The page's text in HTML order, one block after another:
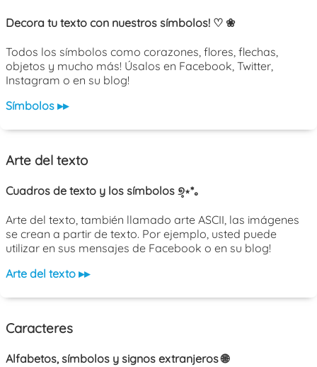
Decora tu texto con nuestros símbolos! ♡ ❀
Todos los símbolos como corazones, flores, flechas,
objetos y mucho más! Úsalos en Facebook, Twitter,
Instagram o en su blog!
Símbolos ▸▸
Arte del texto
Cuadros de texto y los símbolos ୭̥⋆*｡
Arte del texto, también llamado arte ASCII, las imágenes
se crean a partir de texto. Por ejemplo, usted puede
utilizar en sus mensajes de Facebook o en su blog!
Arte del texto ▸▸
Caracteres
Alfabetos, símbolos y signos extranjeros 🌐